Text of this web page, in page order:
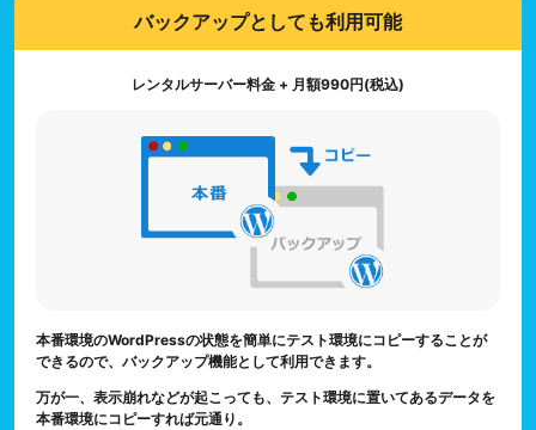
バックアップとしても利用可能
レンタルサーバー料金 + 月額990円(税込)
本番環境のWordPressの状態を簡単にテスト環境にコピーすることが
できるので、バックアップ機能として利用できます。
万が一、表示崩れなどが起こっても、テスト環境に置いてあるデータを
本番環境にコピーすれば元通り。